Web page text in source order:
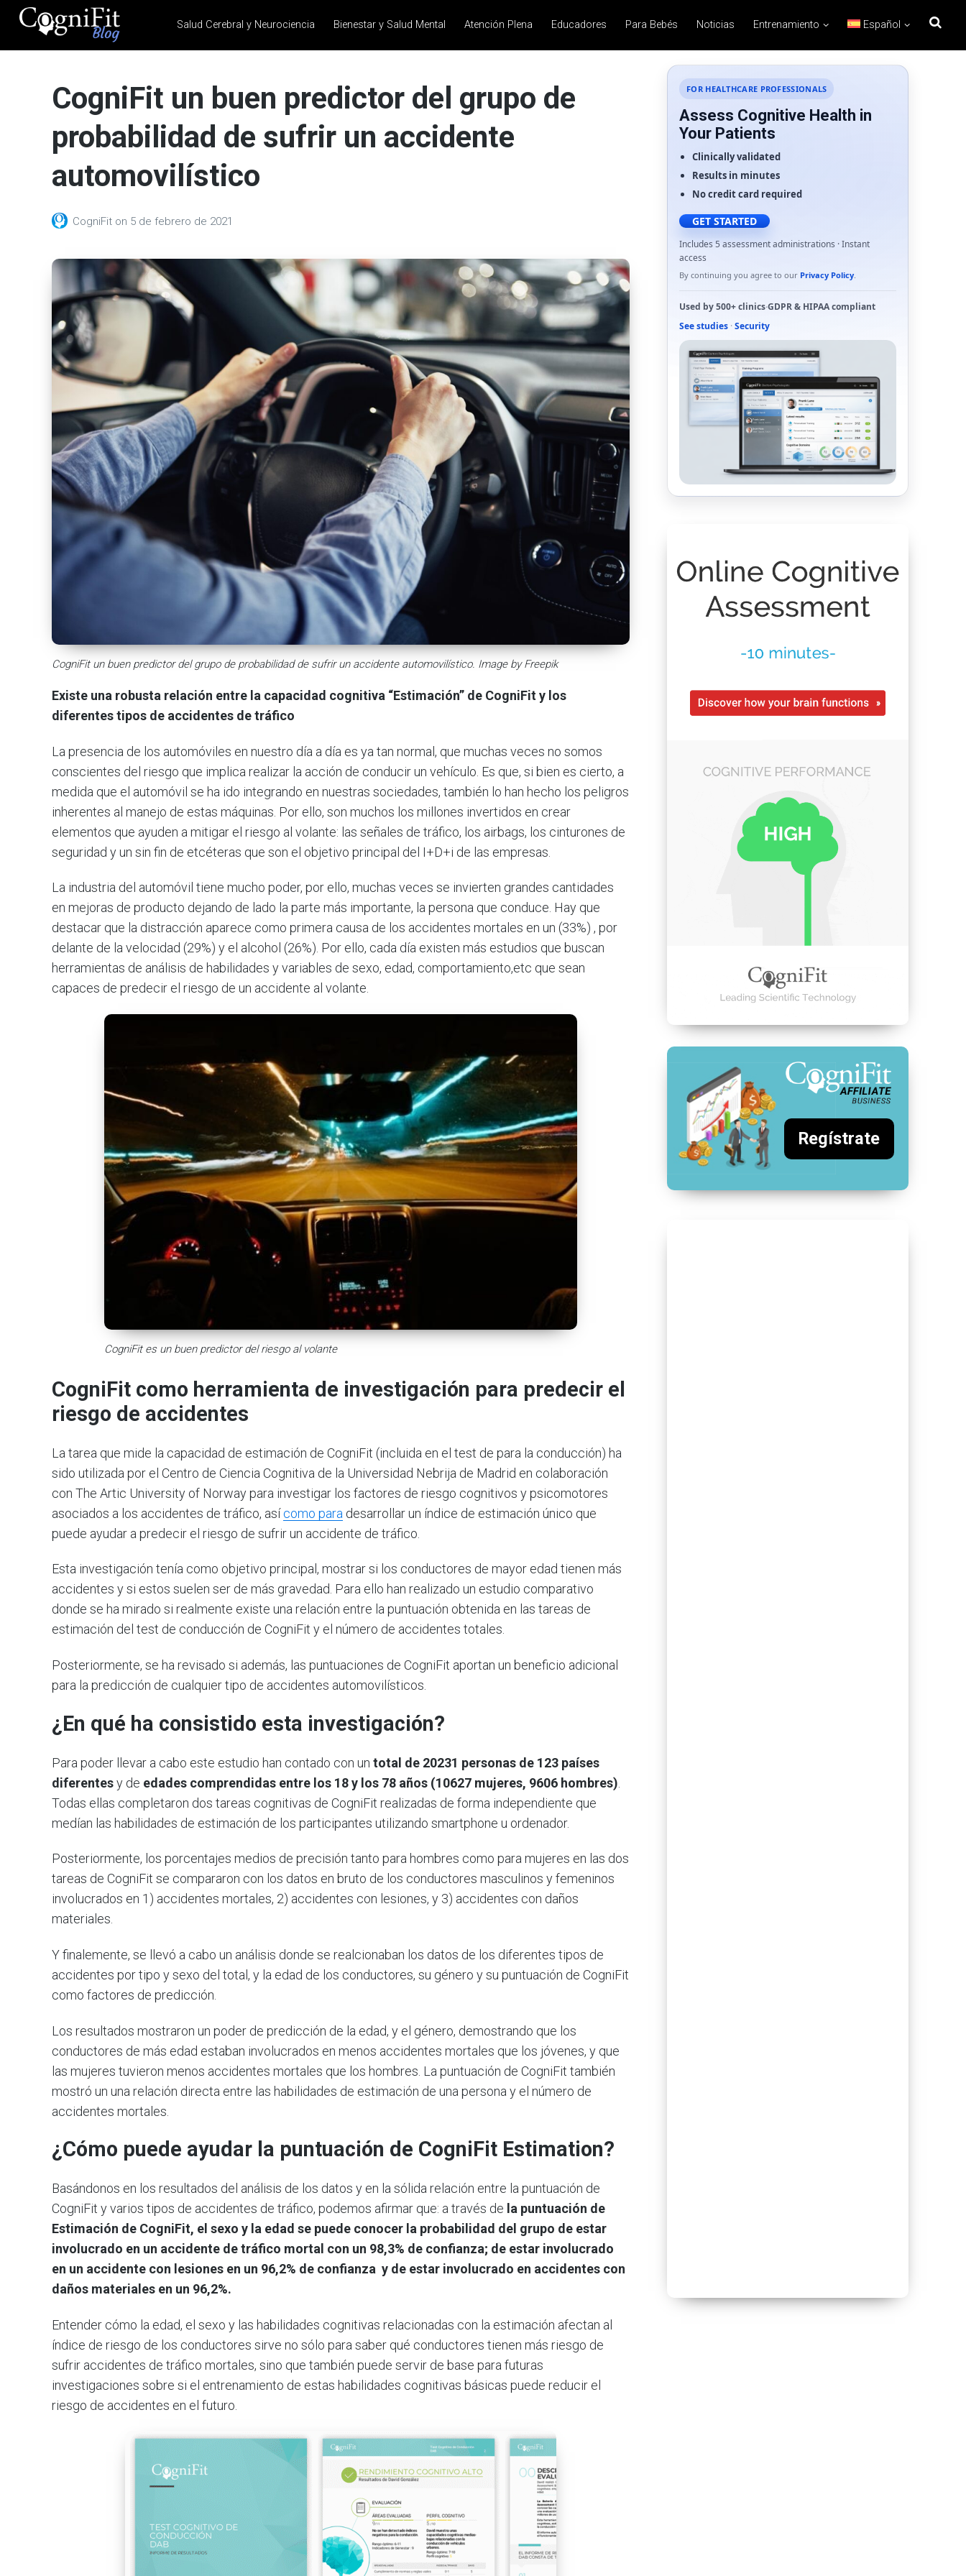
CogniFit
Health
Brain Training, Mental
Health, and Wellness
Salud Cerebral y Neurociencia Bienestar y Salud Mental Atención Plena Educadores Para Bebés Noticias Entrenamiento Español
CogniFit un buen predictor del grupo de
probabilidad de sufrir un accidente
automovilístico
CogniFit on 5 de febrero de 2021
CogniFit un buen predictor del grupo de probabilidad de sufrir un accidente automovilístico. Image by Freepik
Existe una robusta relación entre la capacidad cognitiva “Estimación” de CogniFit y los
diferentes tipos de accidentes de tráfico
La presencia de los automóviles en nuestro día a día es ya tan normal, que muchas veces no somos
conscientes del riesgo que implica realizar la acción de conducir un vehículo. Es que, si bien es cierto, a
medida que el automóvil se ha ido integrando en nuestras sociedades, también lo han hecho los peligros
inherentes al manejo de estas máquinas. Por ello, son muchos los millones invertidos en crear
elementos que ayuden a mitigar el riesgo al volante: las señales de tráfico, los airbags, los cinturones de
seguridad y un sin fin de etcéteras que son el objetivo principal del I+D+i de las empresas.
La industria del automóvil tiene mucho poder, por ello, muchas veces se invierten grandes cantidades
en mejoras de producto dejando de lado la parte más importante, la persona que conduce. Hay que
destacar que la distracción aparece como primera causa de los accidentes mortales en un (33%) , por
delante de la velocidad (29%) y el alcohol (26%). Por ello, cada día existen más estudios que buscan
herramientas de análisis de habilidades y variables de sexo, edad, comportamiento,etc que sean
capaces de predecir el riesgo de un accidente al volante.
CogniFit es un buen predictor del riesgo al volante
CogniFit como herramienta de investigación para predecir el
riesgo de accidentes
La tarea que mide la capacidad de estimación de CogniFit (incluida en el test de para la conducción) ha
sido utilizada por el Centro de Ciencia Cognitiva de la Universidad Nebrija de Madrid en colaboración
con The Artic University of Norway para investigar los factores de riesgo cognitivos y psicomotores
asociados a los accidentes de tráfico, asícomo para desarrollar un índice de estimación único que
puede ayudar a predecir el riesgo de sufrir un accidente de tráfico.
Esta investigación tenía como objetivo principal, mostrar si los conductores de mayor edad tienen más
accidentes y si estos suelen ser de más gravedad. Para ello han realizado un estudio comparativo
donde se ha mirado si realmente existe una relación entre la puntuación obtenida en las tareas de
estimación del test de conducción de CogniFit y el número de accidentes totales.
Posteriormente, se ha revisado si además, las puntuaciones de CogniFit aportan un beneficio adicional
para la predicción de cualquier tipo de accidentes automovilísticos.
¿En qué ha consistido esta investigación?
Para poder llevar a cabo este estudio han contado con un total de 20231 personas de 123 países
diferentesy de edades comprendidas entre los 18 y los 78 años (10627 mujeres, 9606 hombres)
Todas ellas completaron dos tareas cognitivas de CogniFit realizadas de forma independiente que
medían las habilidades de estimación de los participantes utilizando smartphone u ordenador.
Posteriormente, los porcentajes medios de precisión tanto para hombres como para mujeres en las dos
tareas de CogniFit se compararon con los datos en bruto de los conductores masculinos y femeninos
involucrados en 1) accidentes mortales, 2) accidentes con lesiones, y 3) accidentes con daños
materiales.
Y finalemente, se llevó a cabo un análisis donde se realcionaban los datos de los diferentes tipos de
accidentes por tipo y sexo del total, y la edad de los conductores, su género y su puntuación de CogniFit
como factores de predicción.
Los resultados mostraron un poder de predicción de la edad, y el género, demostrando que los
conductores de más edad estaban involucrados en menos accidentes mortales que los jóvenes, y que
las mujeres tuvieron menos accidentes mortales que los hombres. La puntuación de CogniFit también
mostró un una relación directa entre las habilidades de estimación de una persona y el número de
accidentes mortales.
¿Cómo puede ayudar la puntuación de CogniFit Estimation?
Basándonos en los resultados del análisis de los datos y en la sólida relación entre la puntuación de
CogniFit y varios tipos de accidentes de tráfico, podemos afirmar que: a través de la puntuación de
Estimación de CogniFit, el sexo y la edad se puede conocer la probabilidad del grupo de estar
involucrado en un accidente de tráfico mortal con un 98,3% de confianza; de estar involucrado
en un accidente con lesiones en un 96,2% de confianza y de estar involucrado en accidentes con
daños materiales en un 96,2%.
Entender cómo la edad, el sexo y las habilidades cognitivas relacionadas con la estimación afectan al
índice de riesgo de los conductores sirve no sólo para saber qué conductores tienen más riesgo de
sufrir accidentes de tráfico mortales, sino que también puede servir de base para futuras
investigaciones sobre si el entrenamiento de estas habilidades cognitivas básicas puede reducir el
riesgo de accidentes en el futuro.
FOR HEALTHCARE PROFESSIONALS
Assess Cognitive Health in
Your Patients
Clinically validated
Results in minutes
No credit card required
GET STARTED
Includes 5 assessment administrations · Instant
access
By continuing you agree to our Privacy Policy.
Used by500+ clinics·GDPR& HIPAAcompliant
See studies · Security
Regístrate